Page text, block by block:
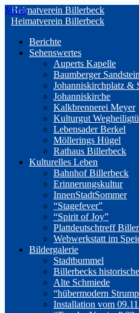
Skip
to
Menu
Heimatverein Billerbeck
Berichte
Sehenswertes
Auperts Kapelle
Baumberger Sandstein
Johanniskirchplatz &
Johanniskirche
Kalkbrennerei Meyer
Kulturgut
Lebensader Berkel
Möllerings Hügel
Rathaus Billerbeck
Kulturelles Leben
Bahnhof Billerbeck
Erinnerungskultur
InnenStadtSommer
“Stagefever”
“Spirit of Joy”
Plattdeutschtreff
Webwerkstatt im
Bildergalerie
Stadtbummel
Billerbecks
Alte Schmiede
“hübermodern
Installation vom
Heimatverein Billerbeck
« Alle Veranstaltungen
Diese Veranstaltung hat
Nachtwächterführung
29. Oktober 2024 19:30
Führung Burganlage
Mitgliederversammlung
Zum
Details
Datum: 29. Oktober 2024
Zeit:
19:30